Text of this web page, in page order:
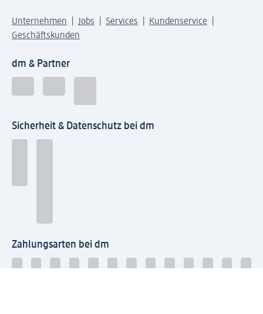
Unternehmen Jobs Services
Kundenservice
Geschäftskunden
dm & Partner
Sicherheit & Datenschutz bei dm
Zahlungsarten bei dm